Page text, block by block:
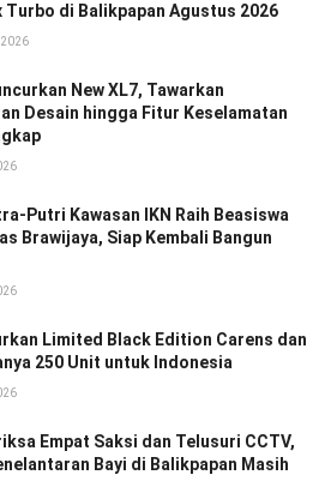
Turbo di Balikpapan Agustus 2026
2026
New XL7, Tawarkan
Desain hingga Fitur Keselamatan
Putri Kawasan IKN Raih Beasiswa
Brawijaya, Siap Kembali Bangun
Limited Black Edition Carens dan
250 Unit untuk Indonesia
Empat Saksi dan Telusuri CCTV,
Bayi di Balikpapan Masih